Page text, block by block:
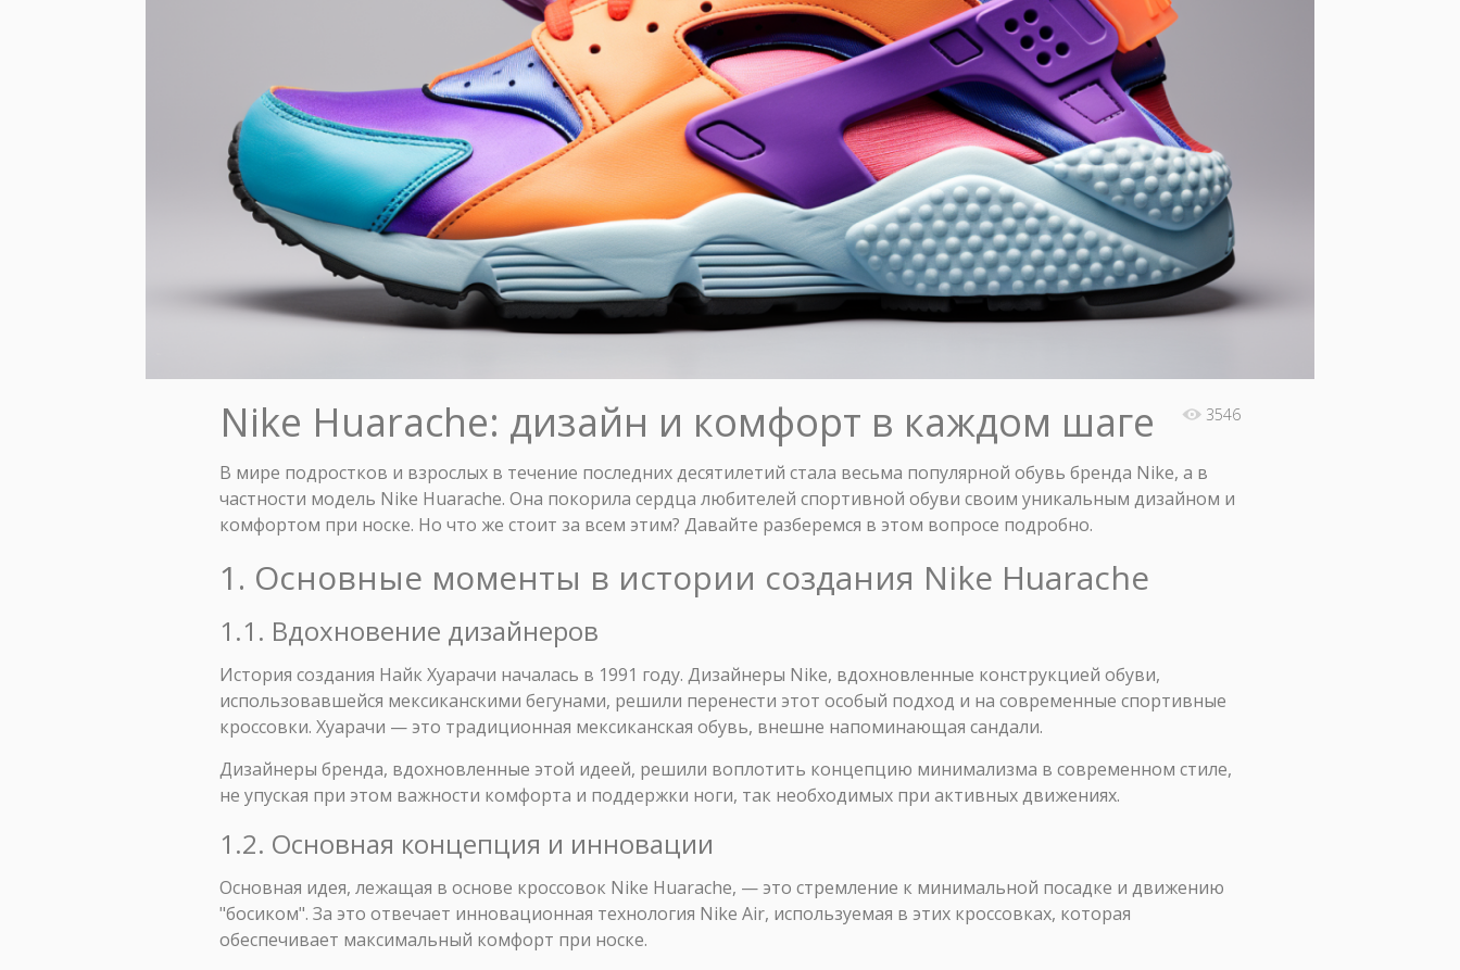
Nike Huarache: дизайн и комфорт в каждом шаге 3546
В мире подростков и взрослых в течение последних десятилетий стала весьма популярной обувь бренда Nike, а в
частности модель Nike Huarache. Она покорила сердца любителей спортивной обуви своим уникальным дизайном и
комфортом при носке. Но что же стоит за всем этим? Давайте разберемся в этом вопросе подробно.
1. Основные моменты в истории создания Nike Huarache
1.1. Вдохновение дизайнеров
История создания Найк Хуарачи началась в 1991 году. Дизайнеры Nike, вдохновленные конструкцией обуви,
использовавшейся мексиканскими бегунами, решили перенести этот особый подход и на современные спортивные
кроссовки. Хуарачи — это традиционная мексиканская обувь, внешне напоминающая сандали.
Дизайнеры бренда, вдохновленные этой идеей, решили воплотить концепцию минимализма в современном стиле,
не упуская при этом важности комфорта и поддержки ноги, так необходимых при активных движениях.
1.2. Основная концепция и инновации
Основная идея, лежащая в основе кроссовок Nike Huarache, — это стремление к минимальной посадке и движению
"босиком". За это отвечает инновационная технология Nike Air, используемая в этих кроссовках, которая
обеспечивает максимальный комфорт при носке.